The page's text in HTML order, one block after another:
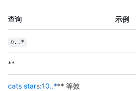
查询 示例
n..*
**
cats stars:10..*** 等效